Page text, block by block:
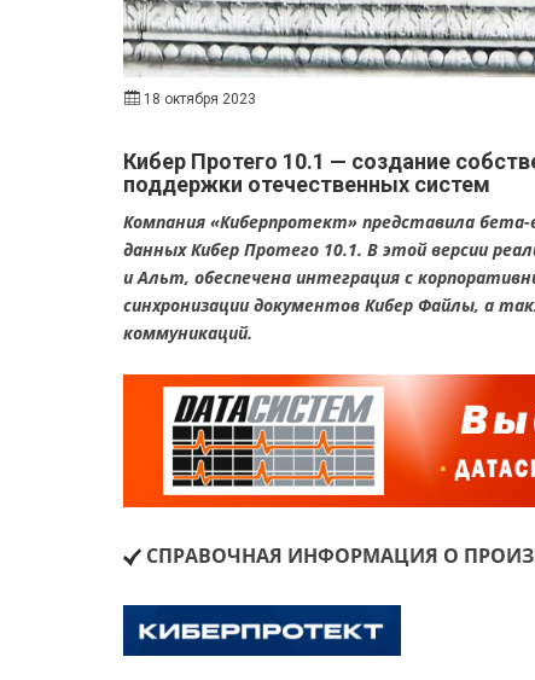
18 октября 2023
Кибер Протего 10.1 — создание
поддержки отечественных систем
Компания «Киберпротект» представила
данных Кибер Протего 10.1. В этой версии
и Альт, обеспечена интеграция с
синхронизации документов Кибер Файлы, а
коммуникаций.
СПРАВОЧНАЯ ИНФОРМАЦИЯ О